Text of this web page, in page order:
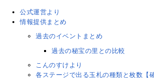
公式運営より
情報提供まとめ
過去のイベントまとめ
過去の秘宝の里との比較
こんのすけより
各ステージで出る玉札の種類と枚数【